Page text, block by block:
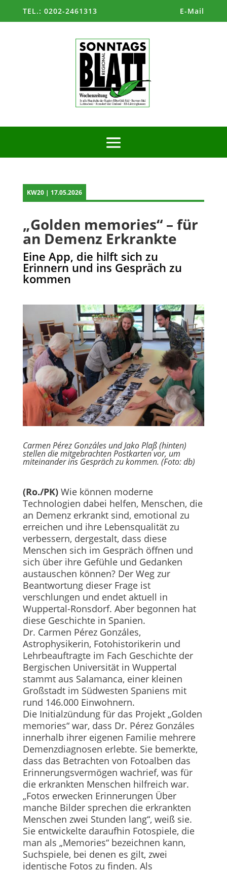
TEL.: 0202-2461313 E-Mail
KW20 | 17.05.2026
„Golden memories“ – für
an Demenz Erkrankte
Eine App, die hilft sich zu
Erinnern und ins Gespräch zu
kommen
Carmen Pérez Gonzáles und Jako Plaß (hinten)
stellen die mitgebrachten Postkarten vor, um
miteinander ins Gespräch zu kommen. (Foto: db)
(Ro./PK)Wie können moderne
Technologien dabei helfen, Menschen, die
an Demenz erkrankt sind, emotional zu
erreichen und ihre Lebensqualität zu
verbessern, dergestalt, dass diese
Menschen sich im Gespräch öffnen und
sich über ihre Gefühle und Gedanken
austauschen können? Der Weg zur
Beantwortung dieser Frage ist
verschlungen und endet aktuell in
Wuppertal-Ronsdorf. Aber begonnen hat
diese Geschichte in Spanien.
Dr. Carmen Pérez Gonzáles,
Astrophysikerin, Fotohistorikerin und
Lehrbeauftragte im Fach Geschichte der
Bergischen Universität in Wuppertal
stammt aus Salamanca, einer kleinen
Großstadt im Südwes­ten Spaniens mit
rund 146.000 Einwohnern.
Die Initialzündung für das Projekt „Golden
memories“ war, dass Dr. Pérez Gonzáles
innerhalb ihrer eigenen Familie mehrere
Demenzdiagnosen erlebte. Sie bemerkte,
dass das Betrachten von Fotoalben das
Erinnerungsvermögen wachrief, was für
die erkrankten Menschen hilfreich war.
„Fotos erwecken Erinnerungen Über
manche Bilder sprechen die erkrankten
Menschen zwei Stunden lang“, weiß sie.
Sie entwickelte daraufhin Fotospiele, die
man als „Memories“ bezeichnen kann,
Suchspiele, bei denen es gilt, zwei
identische Fotos zu finden. Als